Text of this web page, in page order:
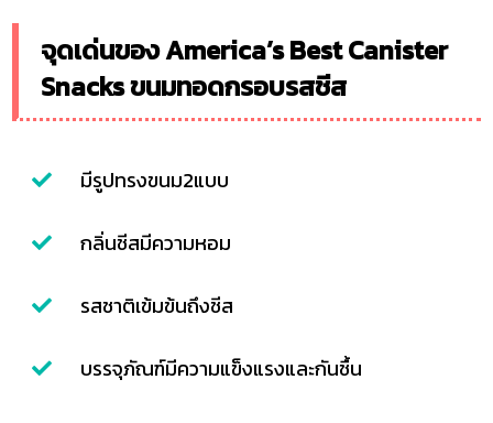
จุดเด่นของ America’s Best Canister
Snacks ขนมทอดกรอบรสชีส
มีรูปทรงขนม2แบบ
กลิ่นชีสมีความหอม
รสชาติเข้มข้นถึงชีส
บรรจุภัณฑ์มีความแข็งแรงและกันชื้น